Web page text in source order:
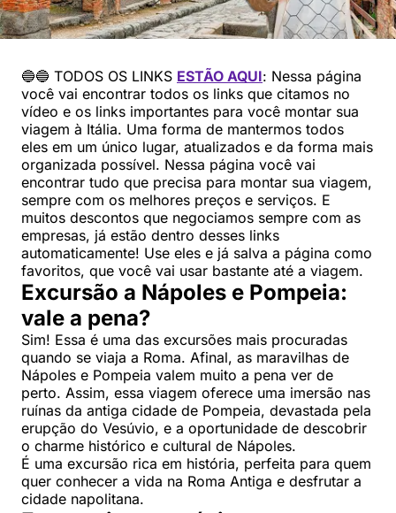
🔵🔵 TODOS OS LINKS ESTÃO AQUI: Nessa página
você vai encontrar todos os links que citamos no
vídeo e os links importantes para você montar sua
viagem à Itália. Uma forma de mantermos todos
eles em um único lugar, atualizados e da forma mais
organizada possível. Nessa página você vai
encontrar tudo que precisa para montar sua viagem,
sempre com os melhores preços e serviços. E
muitos descontos que negociamos sempre com as
empresas, já estão dentro desses links
automaticamente! Use eles e já salva a página como
favoritos, que você vai usar bastante até a viagem.
Excursão a Nápoles e Pompeia:
vale a pena?
Sim! Essa é uma das excursões mais procuradas
quando se viaja a Roma. Afinal, as maravilhas de
Nápoles e Pompeia valem muito a pena ver de
perto. Assim, essa viagem oferece uma imersão nas
ruínas da antiga cidade de Pompeia, devastada pela
erupção do Vesúvio, e a oportunidade de descobrir
o charme histórico e cultural de Nápoles.
É uma excursão rica em história, perfeita para quem
quer conhecer a vida na Roma Antiga e desfrutar a
cidade napolitana.